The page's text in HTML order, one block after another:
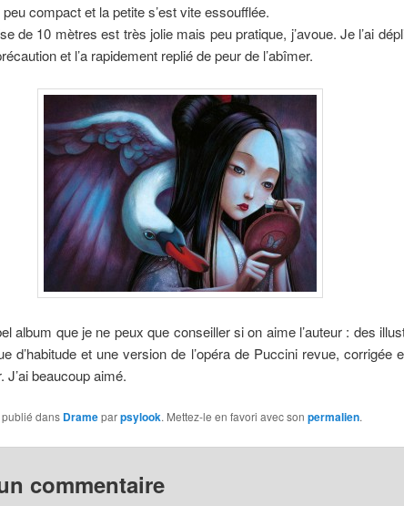
peu compact et la petite s’est vite essoufflée.
de 10 mètres est très jolie mais peu pratique, j’avoue. Je l’ai
et l’a rapidement replié de peur de l’abîmer.
album que je ne peux que conseiller si on aime l’auteur : des
d’habitude et une version de l’opéra de Puccini revue, corrigée
J’ai beaucoup aimé.
dans Drameparpsylook. Mettez-le en favori avec son permalien.
commentaire